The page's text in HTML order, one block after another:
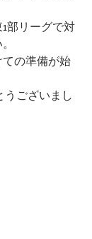
部リーグで対
の準備が始
うございまし